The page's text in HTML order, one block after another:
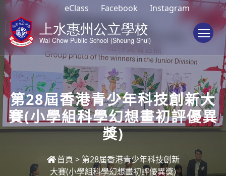
eClass Facebook Instagram
第28屆香港青少年科技創新大
賽(小學組科學幻想畫初評優異
獎)
首頁 > 第28屆香港青少年科技創新
大賽(小學組科學幻想畫初評優異獎)